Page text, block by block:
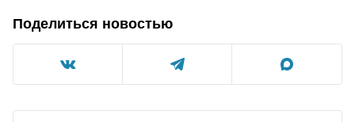
Поделиться новостью